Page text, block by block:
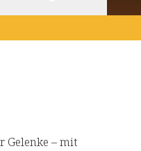
– mit